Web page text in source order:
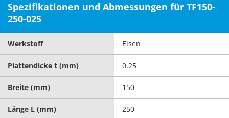
Spezifikationen und Abmessungen für TF150-
250-025
Werkstoff Eisen
Plattendicke t (mm) 0.25
Breite (mm) 150
Länge L (mm) 250